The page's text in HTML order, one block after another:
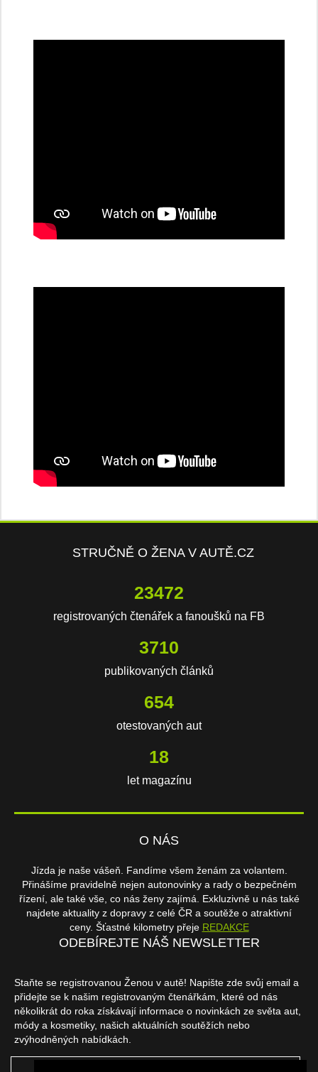
STRUČNĚ O ŽENA V AUTĚ.CZ
23472
registrovaných čtenářek a fanoušků na FB
3710
publikovaných článků
654
otestovaných aut
18
let magazínu
O NÁS
Jízda je naše vášeň. Fandíme všem ženám za volantem.
Přinášíme pravidelně nejen autonovinky a rady o bezpečném
řízení, ale také vše, co nás ženy zajímá. Exkluzivně u nás také
najdete aktuality z dopravy z celé ČR a soutěže o atraktivní
ceny. Šťastné kilometry přeje REDAKCE
ODEBÍREJTE NÁŠ NEWSLETTER
Staňte se registrovanou Ženou v autě! Napište zde svůj email a
přidejte se k našim registrovaným čtenářkám, které od nás
několikrát do roka získávají informace o novinkách ze světa aut,
módy a kosmetiky, našich aktuálních soutěžích nebo
zvýhodněných nabídkách.